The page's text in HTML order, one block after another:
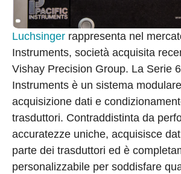
Luchsinger rappresenta nel
Instruments, società acquisita
Vishay Precision Group. La Serie
Instruments è un sistema
acquisizione dati e
trasduttori. Contraddistinta da
accuratezze uniche, acquisisce
parte dei trasduttori ed è
personalizzabile per soddisfare